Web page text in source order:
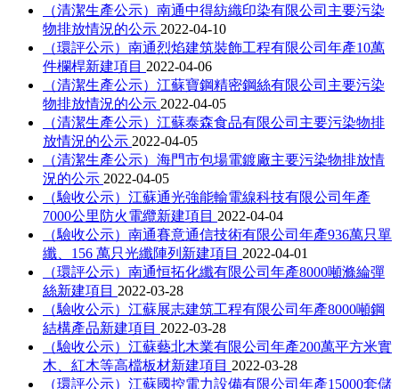
（清潔生產公示）南通中得紡織印染有限公司主要污染
物排放情況的公示 2022-04-10
（環評公示）南通烈焰建筑裝飾工程有限公司年產10萬
件欄桿新建項目 2022-04-06
（清潔生產公示）江蘇寶鋼精密鋼絲有限公司主要污染
物排放情況的公示 2022-04-05
（清潔生產公示）江蘇泰森食品有限公司主要污染物排
放情況的公示 2022-04-05
（清潔生產公示）海門市包場電鍍廠主要污染物排放情
況的公示 2022-04-05
（驗收公示）江蘇通光強能輸電線科技有限公司年產
7000公里防火電纜新建項目 2022-04-04
（驗收公示）南通賽意通信技術有限公司年產936萬只單
纖、156 萬只光纖陣列新建項目 2022-04-01
（環評公示）南通恒拓化纖有限公司年產8000噸滌綸彈
絲新建項目 2022-03-28
（驗收公示）江蘇展志建筑工程有限公司年產8000噸鋼
結構產品新建項目 2022-03-28
（驗收公示）江蘇藝北木業有限公司年產200萬平方米實
木、紅木等高檔板材新建項目 2022-03-28
（環評公示）江蘇國控電力設備有限公司年產15000套儲